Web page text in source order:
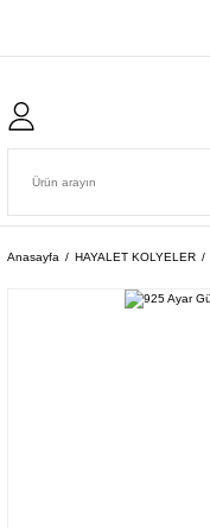
Anasayfa HAYALET KOLYELER